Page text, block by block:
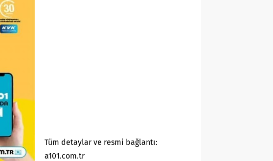
Tüm detaylar ve resmi bağlantı:
a101.com.tr